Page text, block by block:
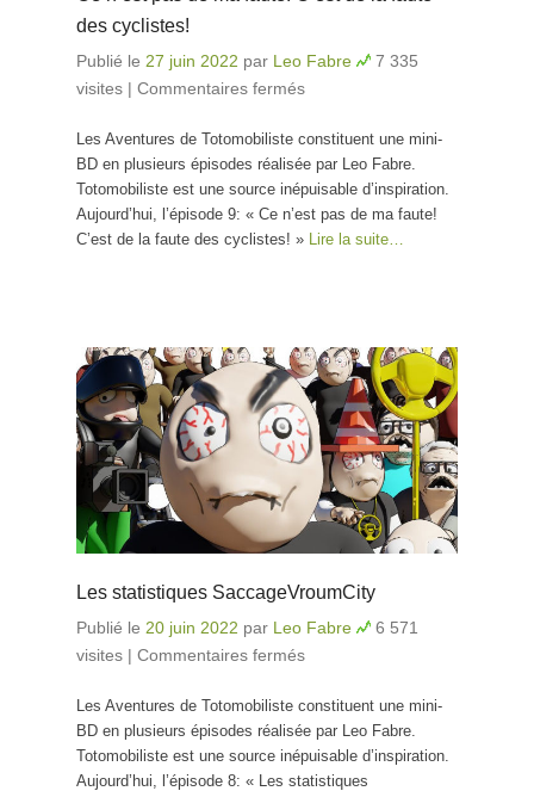
des cyclistes!
Publié le 27 juin 2022 par Leo Fabre
7 335
visites | Commentaires fermés
des cyclistes!
Les Aventures de Totomobiliste constituent une mini-
BD en plusieurs épisodes réalisée par Leo Fabre.
Totomobiliste est une source inépuisable d’inspiration.
Aujourd’hui, l’épisode 9: « Ce n’est pas de ma faute!
C’est de la faute des cyclistes! »
Lire la suite…
Les statistiques SaccageVroumCity
Publié le 20 juin 2022 par Leo Fabre
6 571
visites | Commentaires fermés
Les Aventures de Totomobiliste constituent une mini-
BD en plusieurs épisodes réalisée par Leo Fabre.
Totomobiliste est une source inépuisable d’inspiration.
Aujourd’hui, l’épisode 8: « Les statistiques